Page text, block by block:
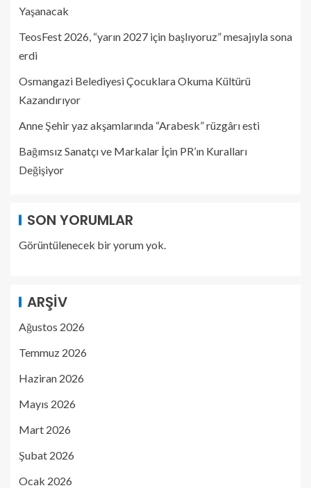
Yaşanacak
TeosFest 2026, “yarın 2027 için başlıyoruz” mesajıyla sona
erdi
Osmangazi Belediyesi Çocuklara Okuma Kültürü
Kazandırıyor
Anne Şehir yaz akşamlarında “Arabesk” rüzgârı esti
Bağımsız Sanatçı ve Markalar İçin PR’ın Kuralları
Değişiyor
SON YORUMLAR
Görüntülenecek bir yorum yok.
ARŞIV
Ağustos 2026
Temmuz 2026
Haziran 2026
Mayıs 2026
Mart 2026
Şubat 2026
Ocak 2026